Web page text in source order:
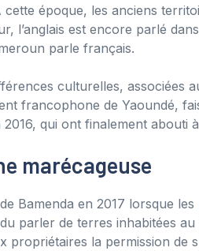
époque, les anciens
l’anglais est encore parlé
parle français.
culturelles, associées
francophone de Yaoundé,
qui ont finalement abouti
marécageuse
Bamenda en 2017 lorsque
parler de terres inhabitées
la permission de